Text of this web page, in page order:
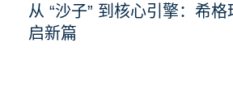
从 “沙子” 到核心引擎：希
启新篇